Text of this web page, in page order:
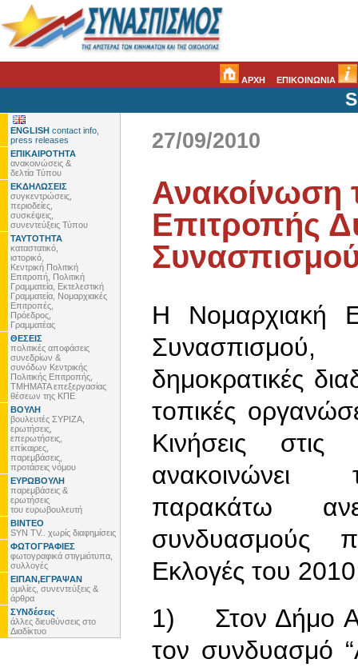
ΑΡΧΗ ΕΠΙΚΟΙΝΩΝΙΑ
ENGLISH contact info,
press releases
ΕΠΙΚΑΙΡΟΤΗΤΑ
ανακοινώσεις &
δελτία Τύπου
ΕΚΔΗΛΩΣΕΙΣ
συγκεντρώσεις,
περιοδείες,
συσκέψεις,
συνεντεύξεις Τύπου
ΤΑΥΤΟΤΗΤΑ
καταστατικό,
ιστορικό,
Κεντρική Πολιτική
Επιτροπή, Πολιτική
Γραμματεία, Εκτελεστική
Γραμματεία, Νομαρχιακές
Επιτροπές,
Πρόεδρος,
Γραμματέας
ΘΕΣΕΙΣ
πολιτικές αποφάσεις
συνεδρίων &
συνόδων Κεντρικής
Πολιτικής Επιτροπής,
ΤΜΗΜΑΤΑ επεξεργασίας
θέσεων της ΚΠΕ
ΒΟΥΛΗ
βουλευτές ΣΥΡΙΖΑ,
ερωτήσεις,
επερωτήσεις,
επίκαιρες,
παρεμβάσεις,
προτάσεις νόμου
ΕΥΡΩΒΟΥΛΗ
παρεμβάσεις &
ερωτήσεις
του ευρωβουλευτή
ΒΙΝΤΕΟ
SYN TV.. χωρίς διαφημίσεις
ΦΩΤΟΓΡΑΦΙΕΣ
φωτογραφικά στιγμιότυπα,
συλλογές
ΕΙΠΑΝ,ΕΓΡΑΨΑΝ
ομιλίες, συνεντεύξεις &
άρθρα
ΣΥΝδέσεις
άλλες διευθύνσεις στο
Διαδίκτυο
27/09/2010
Ανακοίνωση
Επιτροπής
Η Νομαρχιακή
δημοκρατικές
τοπικές
Κινήσεις στις
ανακοινώνει
παρακάτω
συνδυασμούς
Εκλογές του
1) Στον Δήμο
τον συνδυασμό